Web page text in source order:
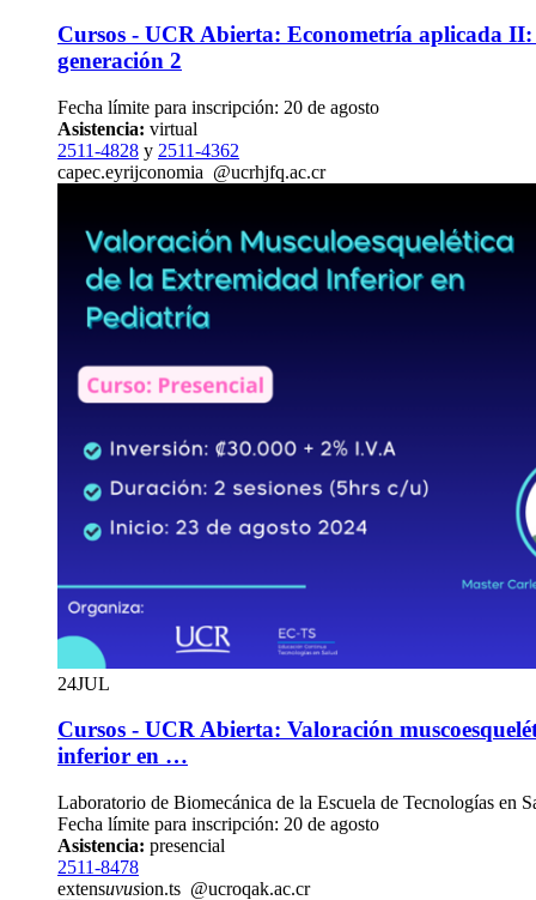
Cursos - UCR Abierta: Econometría aplicada II:
generación 2
Fecha límite para inscripción: 20 de agosto
Asistencia: virtual
2511-4828 y 2511-4362
capec.eyrijconomia @ucrhjfq.ac.cr
24JUL
Cursos - UCR Abierta: Valoración
inferior en …
Laboratorio de Biomecánica de la Escuela de Tecnologías en
Fecha límite para inscripción: 20 de agosto
Asistencia: presencial
2511-8478
extensuvusion.ts @ucroqak.ac.cr